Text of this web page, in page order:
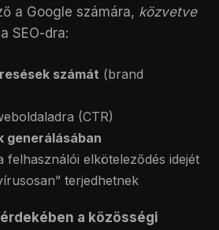
a Google számára, közvetve
SEO-dra:
számát (brand
(CTR)
generálásában
felhasználói elköteleződés idejét
terjedhetnek
a közösségi